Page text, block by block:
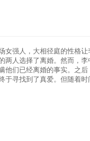
强人，大相径庭的性格
人选择了离婚。然而，
们已经离婚的事实。之
寻找到了真爱。但随着